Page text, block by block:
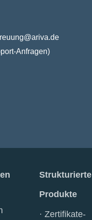
Anfragen)
Strukturierte
Produkte
Zertifikate-